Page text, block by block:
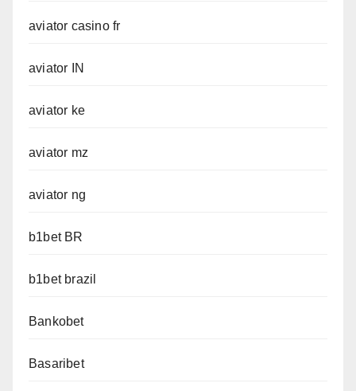
aviator casino fr
aviator IN
aviator ke
aviator mz
aviator ng
b1bet BR
b1bet brazil
Bankobet
Basaribet